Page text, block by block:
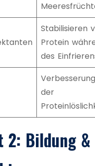
Stabilisieren
Protein
des
Verbesserung
der
2: Bildung &